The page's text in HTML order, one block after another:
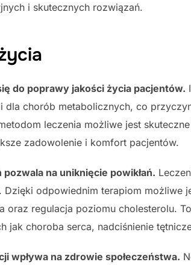
i skutecznych rozwiązań.
do poprawy jakości życia pacjentów.
dla chorób metabolicznych, co
leczenia możliwe jest
zadowolenie i komfort pacjentów.
na uniknięcie powikłań.
Dzięki odpowiednim terapiom możliwe
oraz regulacja poziomu cholesterolu.
jak choroba serca, nadciśnienie
wpływa na zdrowie społeczeństwa.